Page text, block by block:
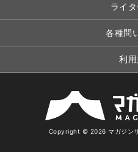
ライ
各種問
利
Copyright © 2026 マガジン